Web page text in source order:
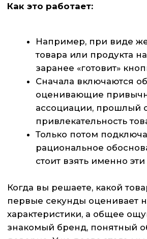
чем-то новым, что мы ещё не пробовали,
В экономических решениях нейроны
кодируют в нашей голове субъективную
ценность тех или иных выборов. Именно
поэтому нет «правильного» решения, а
более стоящим. Поэтому один и тот же
кому‑то кажется более подходящим, а
то отталкивает.
В итоге, когда вы думаете, что только что
приняли осознанное решение о покупке,
решил за вас.
Хотите, чтобы ваш продукт «выбирали
автоматически»?
Напишите нам — расскажем, как усилить
первое впечатление и повысить